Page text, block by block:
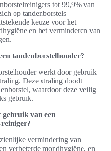
tot 99,9% van
op tandenborstels
keuze voor het
en het verminderen van
tandenborstelhouder?
werkt door gebruik
Deze straling doodt
waardoor deze veilig
gebruik.
gebruik van een
vermindering van
verbeterde mondhygiëne, en